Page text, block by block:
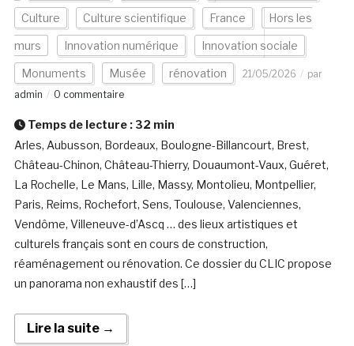
Culture Culture scientifique France Hors les
murs Innovation numérique Innovation sociale
Monuments Musée rénovation 21/05/2026
par
admin
0 commentaire
Temps de lecture : 32 min
Arles, Aubusson, Bordeaux, Boulogne-Billancourt, Brest,
Château-Chinon, Château-Thierry, Douaumont-Vaux, Guéret,
La Rochelle, Le Mans, Lille, Massy, Montolieu, Montpellier,
Paris, Reims, Rochefort, Sens, Toulouse, Valenciennes,
Vendôme, Villeneuve-d’Ascq … des lieux artistiques et
culturels français sont en cours de construction,
réaménagement ou rénovation. Ce dossier du CLIC propose
un panorama non exhaustif des […]
Lire la suite →